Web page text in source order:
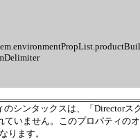
のシンタックスは、「Directorス
ていません。このプロパティの
ります。